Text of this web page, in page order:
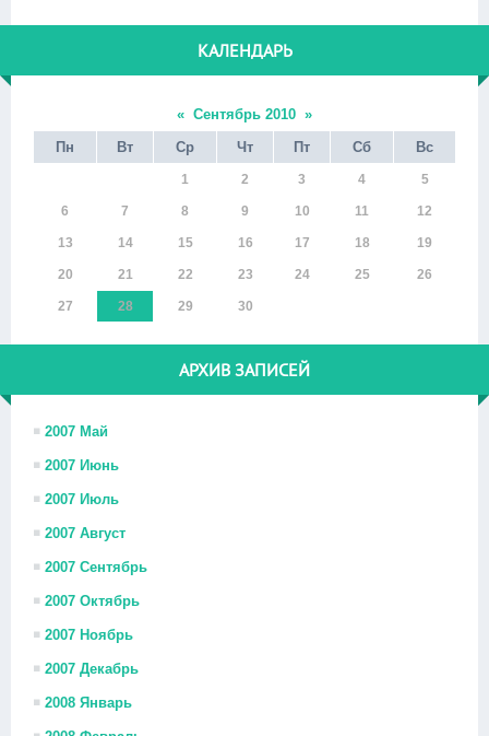
КАЛЕНДАРЬ
« Сентябрь 2010 »
Пн
Вт Ср Чт Пт Сб Вс
1 2 3 4 5
6 7 8 9 10 11 12
13 14 15 16 17 18 19
20 21 22 23 24 25 26
27 28 29 30
АРХИВ ЗАПИСЕЙ
2007 Май
2007 Июнь
2007 Июль
2007 Август
2007 Сентябрь
2007 Октябрь
2007 Ноябрь
2007 Декабрь
2008 Январь